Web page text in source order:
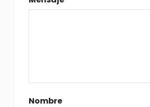
Nombre